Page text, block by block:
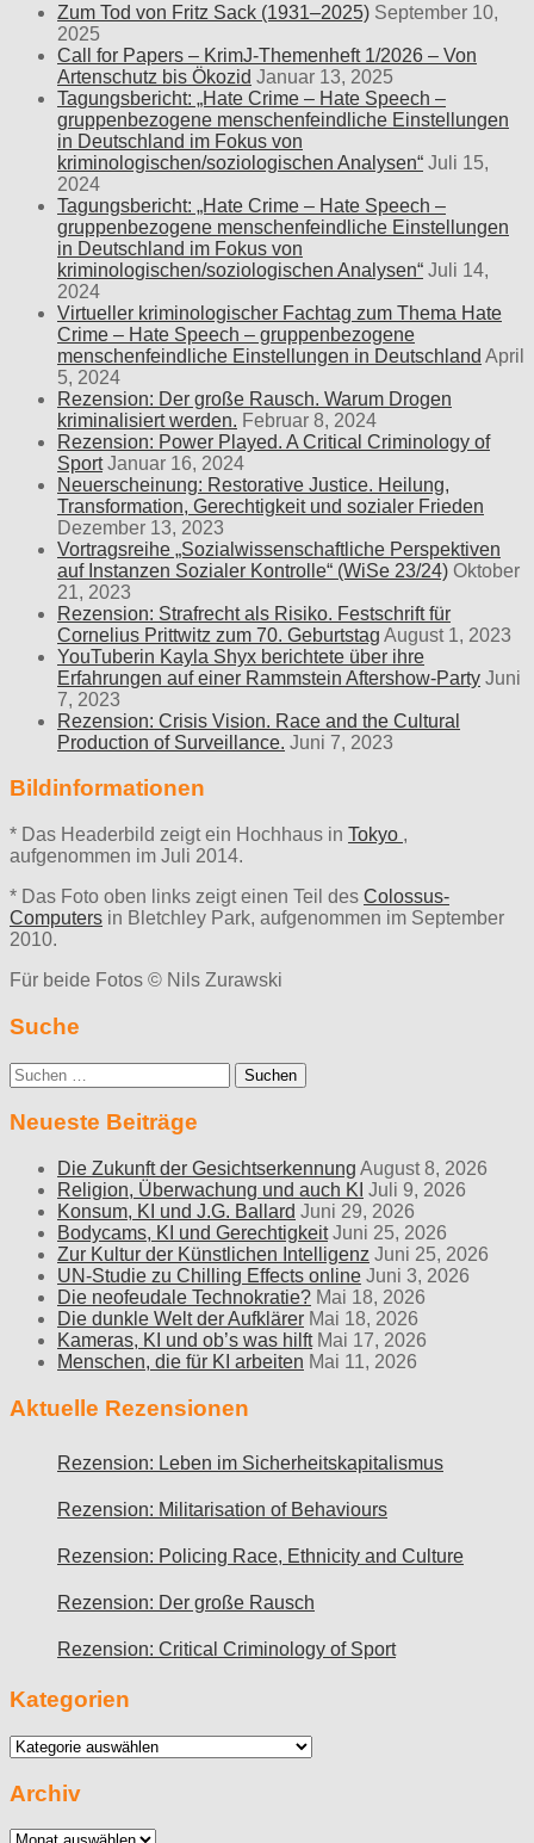
Zum Tod von Fritz Sack (1931–2025) September 10,
2025
Call for Papers – KrimJ-Themenheft 1/2026 – Von
Artenschutz bis Ökozid Januar 13, 2025
Tagungsbericht: „Hate Crime – Hate Speech –
gruppenbezogene menschenfeindliche Einstellungen
in Deutschland im Fokus von
kriminologischen/soziologischen Analysen“ Juli 15,
2024
Tagungsbericht: „Hate Crime – Hate Speech –
gruppenbezogene menschenfeindliche Einstellungen
in Deutschland im Fokus von
kriminologischen/soziologischen Analysen“ Juli 14,
2024
Virtueller kriminologischer Fachtag zum Thema Hate
Crime – Hate Speech – gruppenbezogene
menschenfeindliche Einstellungen in Deutschland April
5, 2024
Rezension: Der große Rausch. Warum Drogen
kriminalisiert werden. Februar 8, 2024
Rezension: Power Played. A Critical Criminology of
Sport Januar 16, 2024
Neuerscheinung: Restorative Justice. Heilung,
Transformation, Gerechtigkeit und sozialer Frieden
Dezember 13, 2023
Vortragsreihe „Sozialwissenschaftliche Perspektiven
auf Instanzen Sozialer Kontrolle“ (WiSe 23/24) Oktober
21, 2023
Rezension: Strafrecht als Risiko. Festschrift für
Cornelius Prittwitz zum 70. Geburtstag August 1, 2023
YouTuberin Kayla Shyx berichtete über ihre
Erfahrungen auf einer Rammstein Aftershow-Party Juni
7, 2023
Rezension: Crisis Vision. Race and the Cultural
Production of Surveillance. Juni 7, 2023
Bildinformationen
* Das Headerbild zeigt ein Hochhaus in Tokyo ,
aufgenommen im Juli 2014.
* Das Foto oben links zeigt einen Teil des Colossus-
Computers in Bletchley Park, aufgenommen im September
2010.
Für beide Fotos © Nils Zurawski
Suche
Suche
nach:
Neueste Beiträge
Die Zukunft der Gesichtserkennung August 8, 2026
Religion, Überwachung und auch KI Juli 9, 2026
Konsum, KI und J.G. Ballard Juni 29, 2026
Bodycams, KI und Gerechtigkeit Juni 25, 2026
Zur Kultur der Künstlichen Intelligenz Juni 25, 2026
UN-Studie zu Chilling Effects online Juni 3, 2026
Die neofeudale Technokratie? Mai 18, 2026
Die dunkle Welt der Aufklärer Mai 18, 2026
Kameras, KI und ob’s was hilft Mai 17, 2026
Menschen, die für KI arbeiten Mai 11, 2026
Aktuelle Rezensionen
Rezension: Leben im Sicherheitskapitalismus
Rezension: Militarisation of Behaviours
Rezension: Policing Race, Ethnicity and Culture
Rezension: Der große Rausch
Rezension: Critical Criminology of Sport
Kategorien
Kategorien
Archiv
Archiv